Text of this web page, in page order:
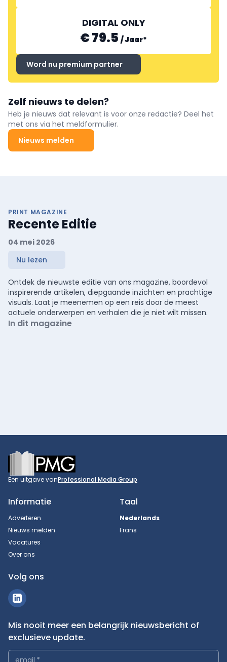
DIGITAL ONLY
€ 79.5 /Jaar*
Word nu premium partner
Zelf nieuws te delen?
Heb je nieuws dat relevant is voor onze redactie? Deel het
met ons via het meldformulier.
Nieuws melden
PRINT MAGAZINE
Recente Editie
04 mei 2026
Nu lezen
Ontdek de nieuwste editie van ons magazine, boordevol
inspirerende artikelen, diepgaande inzichten en prachtige
visuals. Laat je meenemen op een reis door de meest
actuele onderwerpen en verhalen die je niet wilt missen.
In dit magazine
Footer
Een uitgave vanProfessional Media Group
Informatie
Adverteren
Nieuws melden
Vacatures
Over ons
Taal
Nederlands
Frans
Volg ons
Mis nooit meer een belangrijk nieuwsbericht of
exclusieve update.
email *